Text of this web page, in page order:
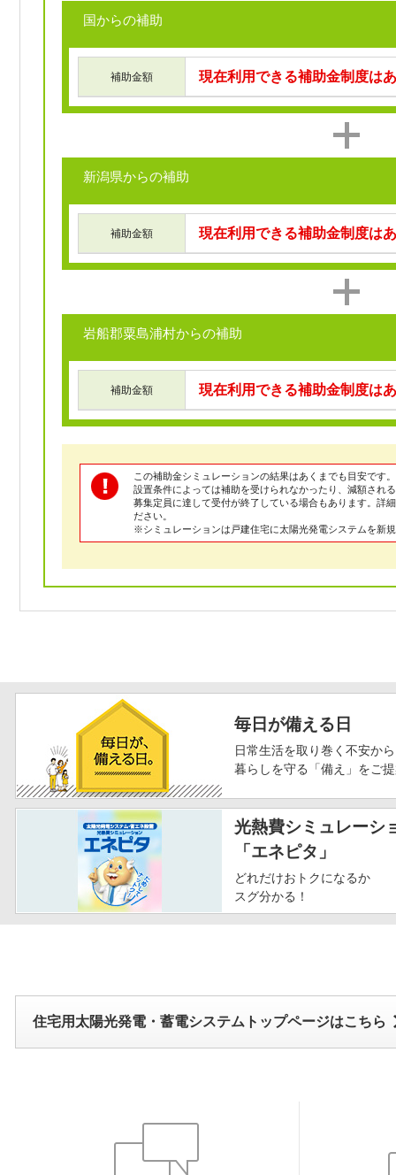
国からの補助
補助金額 現在利用できる補助金制度は
新潟県からの補助
補助金額 現在利用できる補助金制度は
岩船郡粟島浦村からの補助
補助金額 現在利用できる補助金制度は
この補助金シミュレーションの結果はあくまでも目安です。
設置条件によっては補助を受けられなかったり、減額され
募集定員に達して受付が終了している場合もあります。詳
ださい。
※シミュレーションは戸建住宅に太陽光発電システムを新
毎日が備える日
日常生活を取り巻く不安から
暮らしを守る「備え」をご
光熱費シミュレーシ
「エネピタ」
どれだけおトクになるか
スグ分かる！
住宅用太陽光発電・蓄電システムトップページはこちら